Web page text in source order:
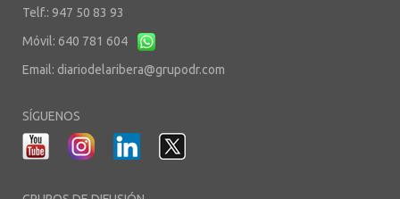
Telf.: 947 50 83 93
Móvil: 640 781 604
Email: diariodelaribera@grupodr.com
SÍGUENOS